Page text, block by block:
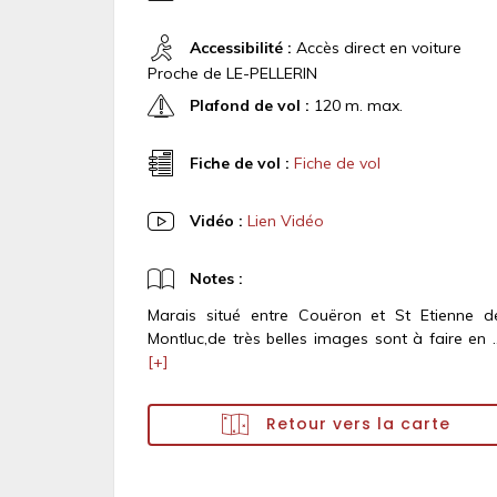
Accessibilité : Accès direct en voiture
Proche de LE-PELLERIN
Plafond de vol : 120 m. max.
Fiche de vol : Fiche de vol
Vidéo : Lien Vidéo
Notes :
Marais situé entre Couëron et St Etienne
Montluc,de très belles images sont à faire en
[+]
Retour vers la carte